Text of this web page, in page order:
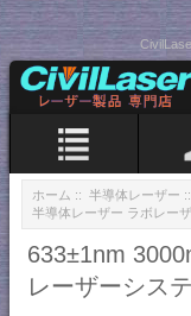
ホーム :: 半導体レーザー ::
半導体レーザー ラボレー
633±1nm
レーザーシス